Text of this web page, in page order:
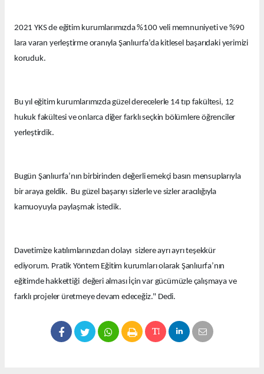
2021 YKS de eğitim kurumlarımızda %100 veli memnuniyeti ve %90
lara varan yerleştirme oranıyla Şanlıurfa’da kitlesel başarıdaki yerimizi
koruduk.
Bu yıl eğitim kurumlarımızda güzel derecelerle 14 tıp fakültesi, 12
hukuk fakültesi ve onlarca diğer farklı seçkin bölümlere öğrenciler
yerleştirdik.
Bugün Şanlıurfa’nın birbirinden değerli emekçi basın mensuplarıyla
bir araya geldik. Bu güzel başarıyı sizlerle ve sizler aracılığıyla
kamuoyuyla paylaşmak istedik.
Davetimize katılımlarınızdan dolayı sizlere ayrı ayrı teşekkür
ediyorum. Pratik Yöntem Eğitim kurumları olarak Şanlıurfa’nın
eğitimde hakkettiği değeri alması İçin var gücümüzle çalışmaya ve
farklı projeler üretmeye devam edeceğiz." Dedi.